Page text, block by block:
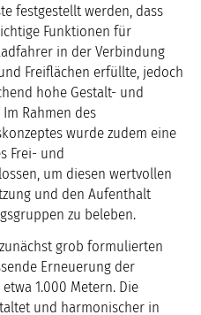
festgestellt werden, dass
Funktionen für
in der Verbindung
Freiflächen erfüllte, jedoch
hohe Gestalt- und
Rahmen des
wurde zudem eine
Frei- und
um diesen wertvollen
und den Aufenthalt
zu beleben.
grob formulierten
Erneuerung der
1.000 Metern. Die
und harmonischer in